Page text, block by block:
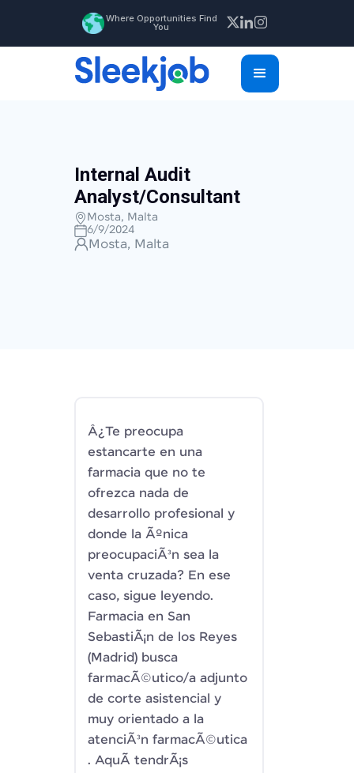
Where Opportunities Find
You
Internal Audit
Analyst/Consultant
Mosta, Malta
6/9/2024
Mosta, Malta
Â¿Te preocupa
estancarte en una
farmacia que no te
ofrezca nada de
desarrollo profesional y
donde la Ãºnica
preocupaciÃ³n sea la
venta cruzada? En ese
caso, sigue leyendo.
Farmacia en San
SebastiÃ¡n de los Reyes
(Madrid) busca
farmacÃ©utico/a adjunto
de corte asistencial y
muy orientado a la
atenciÃ³n farmacÃ©utica
. AquÃ­ tendrÃ¡s